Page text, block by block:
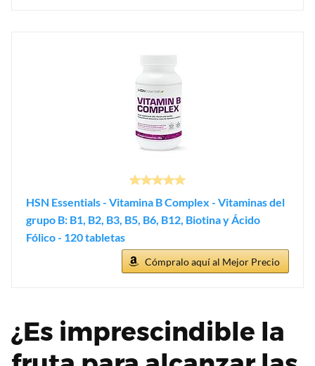
HSN Essentials - Vitamina B Complex - Vitaminas del
grupo B: B1, B2, B3, B5, B6, B12, Biotina y Ácido
Fólico - 120 tabletas
Cómpralo aquí al Mejor Precio
¿Es imprescindible la